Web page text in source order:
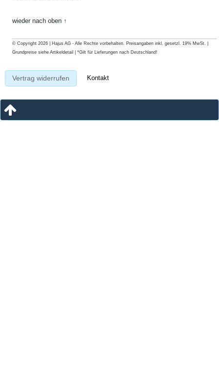
wieder nach oben ↑
© Copyright 2026 | Hajus AG - Alle Rechte vorbehalten. Preisangaben inkl. gesetzl. 19% MwSt. |
Grundpreise siehe Artikeldetail | *Gilt für Lieferungen nach Deutschland!
Vertrag widerrufen Kontakt